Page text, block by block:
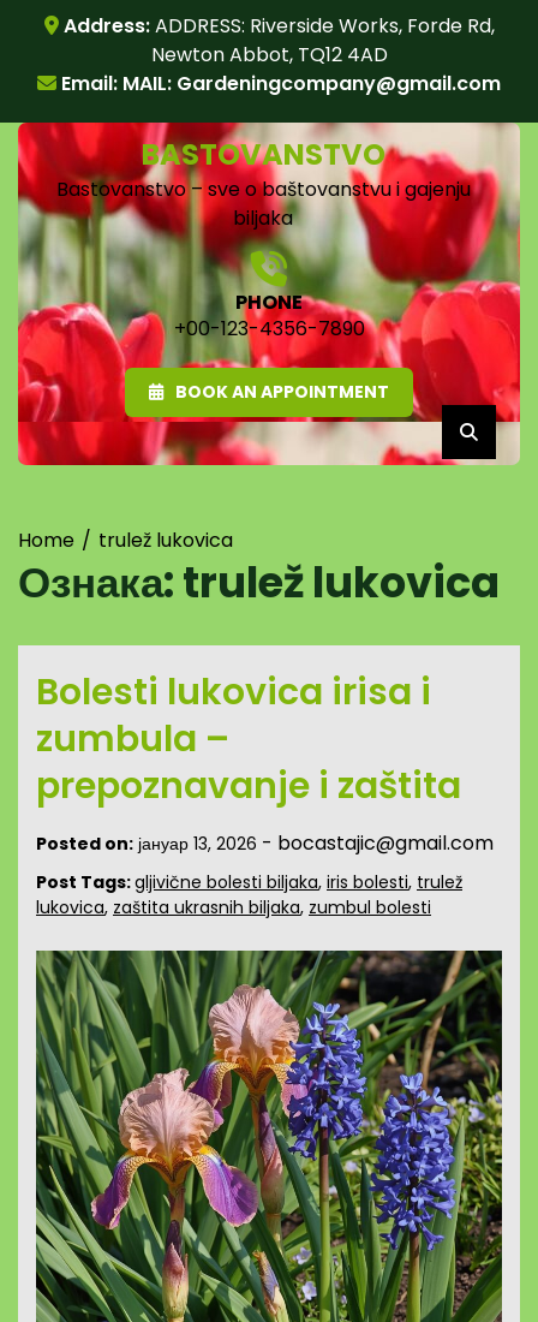
content
Address:ADDRESS: Riverside Works, Forde Rd,
Newton Abbot, TQ12 4AD
Email: MAIL: Gardeningcompany@gmail.com
BASTOVANSTVO
Bastovanstvo – sve o baštovanstvu i gajenju
biljaka
PHONE
+00-123-4356-7890
BOOK AN APPOINTMENT
Home trulež lukovica
Ознака:trulež lukovica
Bolesti lukovica irisa i
zumbula –
prepoznavanje i zaštita
Posted on: јануар 13, 2026 - bocastajic@gmail.com
Post Tags:gljivične bolesti biljaka, iris bolesti, trulež
lukovica, zaštita ukrasnih biljaka, zumbul bolesti